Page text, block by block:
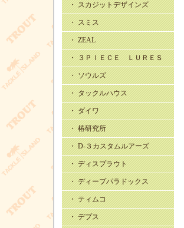
・ スカジットデザインズ
・ スミス
・ ZEAL
・ ３ＰＩＥＣＥ ＬＵＲＥＳ
・ ソウルズ
・ タックルハウス
・ ダイワ
・ 椿研究所
・ D-３カスタムルアーズ
・ ディスプラウト
・ ディープパラドックス
・ ティムコ
・ デプス